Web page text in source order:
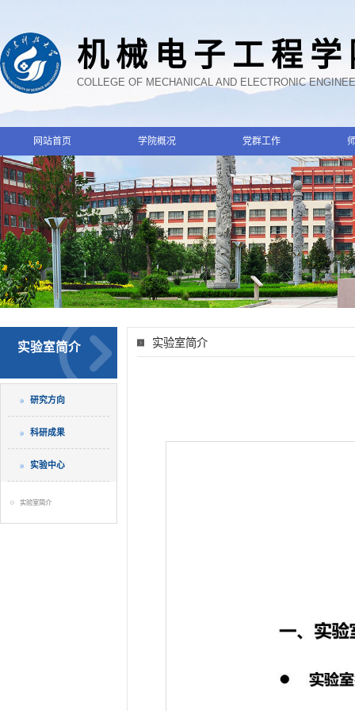
机械电子工程
COLLEGE OF MECHANICAL AND ELECTRONIC
网站首页 学院概况 党群工作
实验室简介
研究方向
科研成果
实验中心
实验室简介
实验室简介